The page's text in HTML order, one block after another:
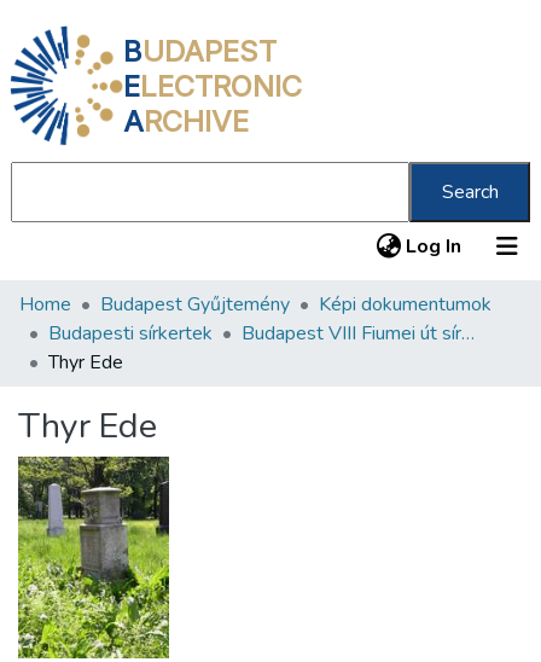
BUDAPEST
ELECTRONIC
ARCHIVE
Search
Log In (current)
Communities & Collections
All of DSpace
About us
Home Budapest Gyűjtemény
Képi dokumentumok
Budapesti sírkertek
Budapest VIII Fiumei út sírkert 1. rész
Thyr Ede
Thyr Ede